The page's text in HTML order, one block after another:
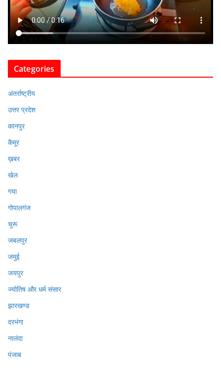
Categories
अंतर्राष्ट्रीय
उत्तर प्रदेश
कानपुर
कैमूर
ख़बर
खेल
गया
गोपालगंज
चुरू
जबलपुर
जमुई
जयपुर
ज्योतिष और धर्म संसार
झारखण्ड
दरभंगा
नालंदा
पंजाब